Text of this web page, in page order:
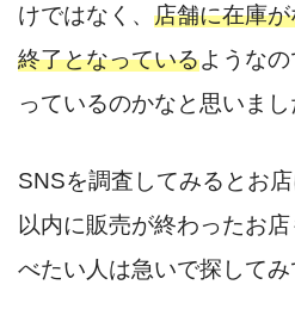
けではなく、 店舗に在庫
終了となっているような
っているのかなと思いまし
SNSを調査してみるとお
以内に販売が終わったお
べたい人は急いで探してみ